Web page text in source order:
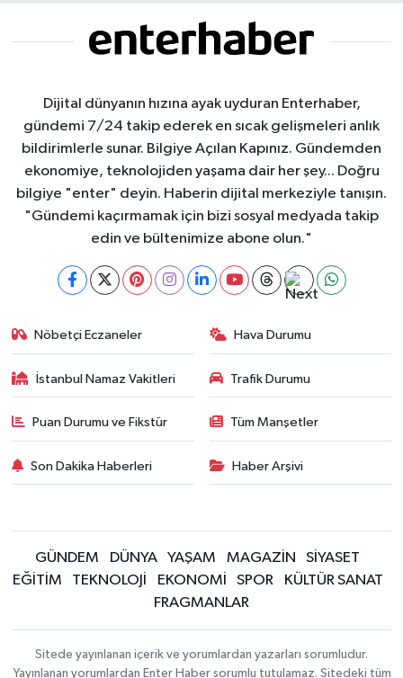
Dijital dünyanın hızına ayak uyduran Enterhaber,
gündemi 7/24 takip ederek en sıcak gelişmeleri anlık
bildirimlerle sunar. Bilgiye Açılan Kapınız. Gündemden
ekonomiye, teknolojiden yaşama dair her şey... Doğru
bilgiye "enter" deyin. Haberin dijital merkeziyle tanışın.
"Gündemi kaçırmamak için bizi sosyal medyada takip
edin ve bültenimize abone olun."
Nöbetçi Eczaneler Hava Durumu
İstanbul Namaz Vakitleri Trafik Durumu
Puan Durumu ve Fikstür Tüm Manşetler
Son Dakika Haberleri Haber Arşivi
GÜNDEM DÜNYA YAŞAM MAGAZİN
SİYASET
EĞİTİM
TEKNOLOJİ EKONOMİ SPOR
KÜLTÜR SANAT
FRAGMANLAR
Sitede yayınlanan içerik ve yorumlardan yazarları sorumludur.
Yayınlanan yorumlardan Enter Haber sorumlu tutulamaz. Sitedeki tüm